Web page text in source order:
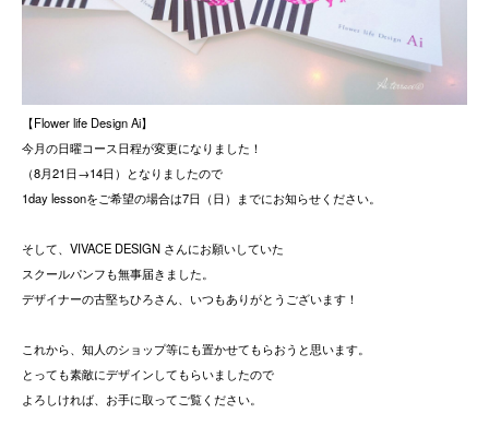
【Flower life Design Ai】
今月の日曜コース日程が変更になりました！
（8月21日→14日）となりましたので
1day lessonをご希望の場合は7日（日）までにお知らせください。
そして、VIVACE DESIGN さんにお願いしていた
スクールパンフも無事届きました。
デザイナーの古堅ちひろさん、いつもありがとうございます！
これから、知人のショップ等にも置かせてもらおうと思います。
とっても素敵にデザインしてもらいましたので
よろしければ、お手に取ってご覧ください。